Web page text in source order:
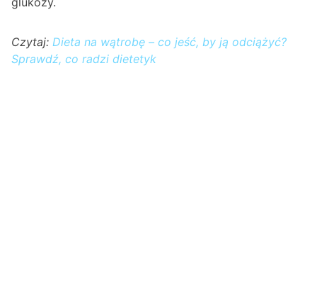
Czytaj: Dieta na wątrobę – co jeść, by ją odciążyć?
Sprawdź, co radzi dietetyk